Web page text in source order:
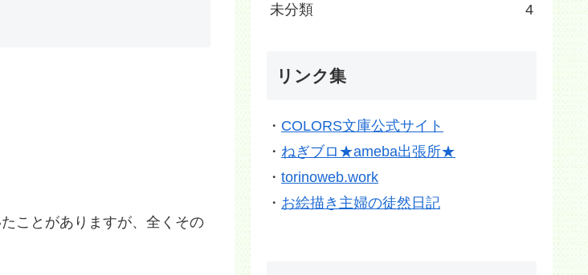
ことがありますが、全くその
未分類 4
リンク集
・ COLORS文庫公式サイト
・ ねぎブロ★ameba出張所★
・ torinoweb.work
・ お絵描き主婦の徒然日記